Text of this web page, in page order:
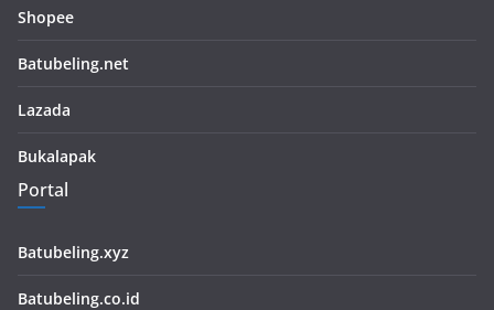
Shopee
Batubeling.net
Lazada
Bukalapak
Portal
Batubeling.xyz
Batubeling.co.id